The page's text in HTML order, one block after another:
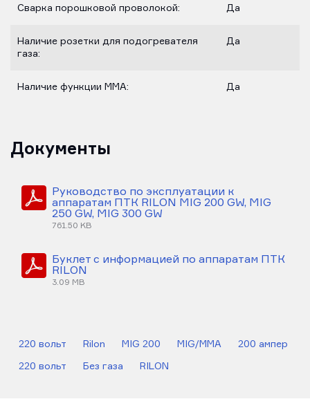
Сварка порошковой проволокой: Да
Наличие розетки для подогревателя
газа:
Да
Наличие функции MMA: Да
Документы
Руководство по эксплуатации к
аппаратам ПТК RILON MIG 200 GW, MIG
250 GW, MIG 300 GW
761.50 KB
Буклет с информацией по аппаратам ПТК
RILON
3.09 MB
220 вольт Rilon MIG 200 MIG/MMA 200 ампер
220 вольт Без газа RILON